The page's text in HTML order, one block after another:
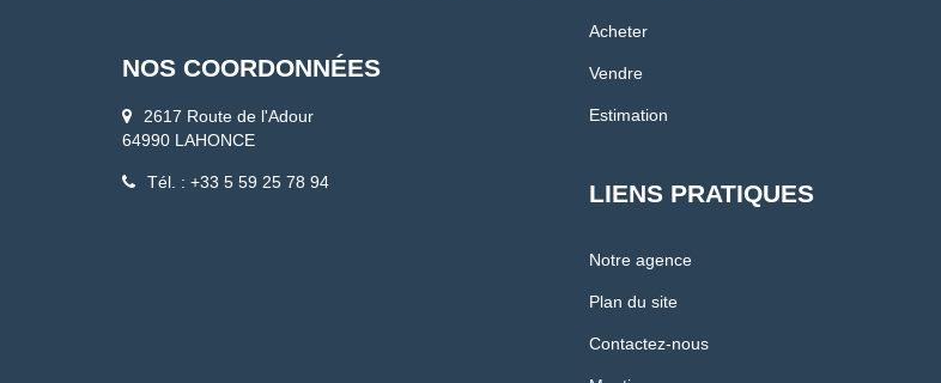
NOS COORDONNÉES
2617 Route de l'Adour
64990 LAHONCE
Tél. : +33 5 59 25 78 94
Acheter
Vendre
Estimation
LIENS PRATIQUES
Notre agence
Plan du site
Contactez-nous